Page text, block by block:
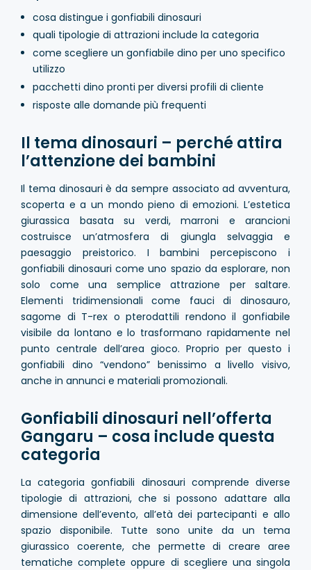
cosa distingue i gonfiabili dinosauri
quali tipologie di attrazioni include la categoria
come scegliere un gonfiabile dino per uno specifico
utilizzo
pacchetti dino pronti per diversi profili di cliente
risposte alle domande più frequenti
Il tema dinosauri – perché attira
l’attenzione dei bambini
Il tema dinosauri è da sempre associato ad avventura,
scoperta e a un mondo pieno di emozioni. L’estetica
giurassica basata su verdi, marroni e arancioni
costruisce un’atmosfera di giungla selvaggia e
paesaggio preistorico. I bambini percepiscono i
gonfiabili dinosauri come uno spazio da esplorare, non
solo come una semplice attrazione per saltare.
Elementi tridimensionali come fauci di dinosauro,
sagome di T-rex o pterodattili rendono il gonfiabile
visibile da lontano e lo trasformano rapidamente nel
punto centrale dell’area gioco. Proprio per questo i
gonfiabili dino “vendono” benissimo a livello visivo,
anche in annunci e materiali promozionali.
Gonfiabili dinosauri nell’offerta
Gangaru – cosa include questa
categoria
La categoria gonfiabili dinosauri comprende diverse
tipologie di attrazioni, che si possono adattare alla
dimensione dell’evento, all’età dei partecipanti e allo
spazio disponibile. Tutte sono unite da un tema
giurassico coerente, che permette di creare aree
tematiche complete oppure di scegliere una singola